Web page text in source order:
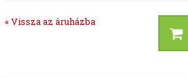
« Vissza az áruházba